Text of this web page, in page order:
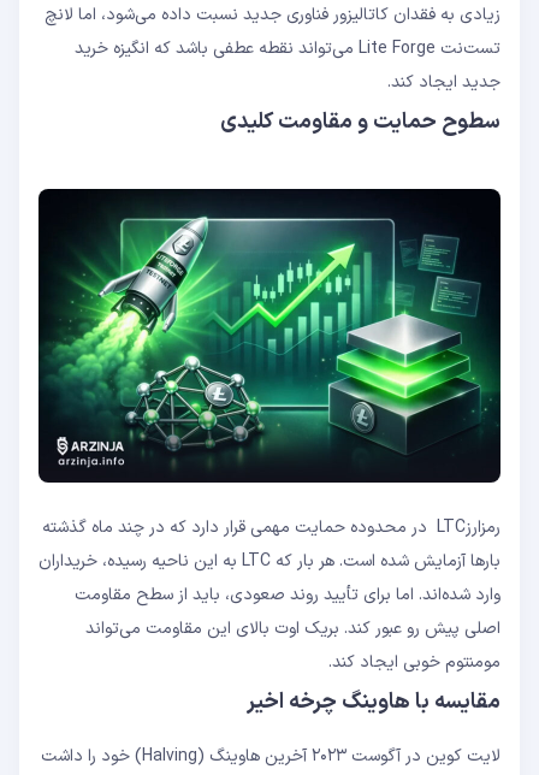
زیادی به فقدان کاتالیزور فناوری جدید نسبت داده می‌شود، اما لانچ
تست‌نت Lite Forge می‌تواند نقطه عطفی باشد که انگیزه خرید
جدید ایجاد کند.
سطوح حمایت و مقاومت کلیدی
رمزارزLTC در محدوده حمایت مهمی قرار دارد که در چند ماه گذشته
بارها آزمایش شده است. هر بار که LTC به این ناحیه رسیده، خریداران
وارد شده‌اند. اما برای تأیید روند صعودی، باید از سطح مقاومت
اصلی پیش رو عبور کند. بریک اوت بالای این مقاومت می‌تواند
مومنتوم خوبی ایجاد کند.
مقایسه با هاوینگ چرخه اخیر
لایت ‌کوین در آگوست ۲۰۲۳ آخرین هاوینگ (Halving) خود را داشت